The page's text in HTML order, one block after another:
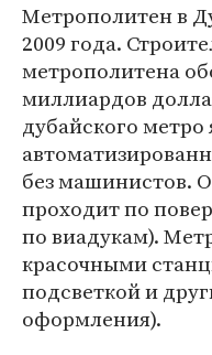
Метрополитен в
2009 года.
метрополитена
миллиардов
дубайского метро
без машинистов.
проходит по
по виадукам).
красочными
подсветкой и
оформления).